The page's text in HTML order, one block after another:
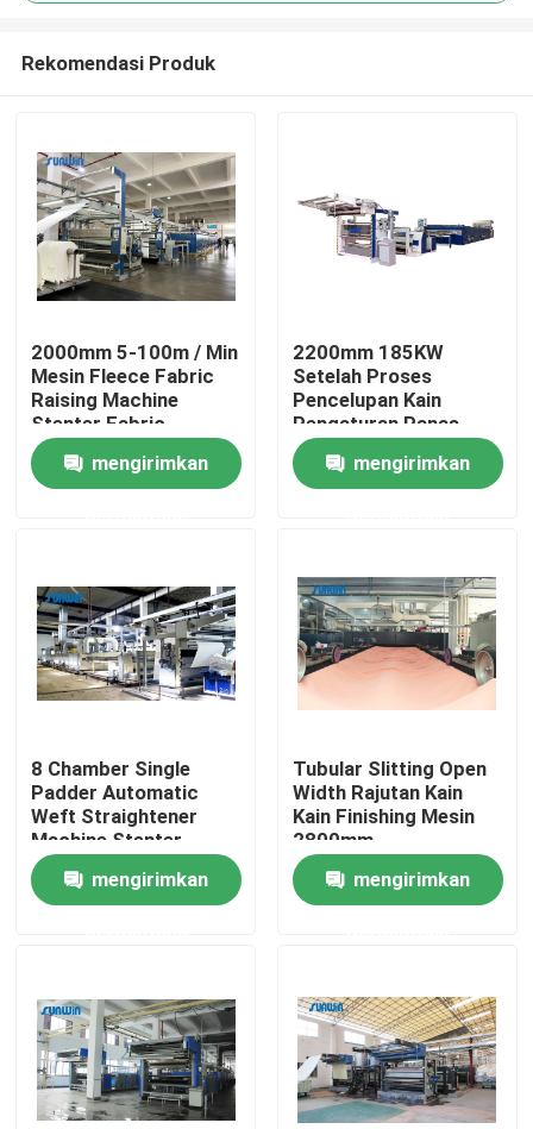
Rumah
Kontak
Produk
Mesin Stenter Udara Panas
Mesin Stenter Kain
Mesin Pengaturan Panas Kain
Mesin Finishing Tekstil
Rekomendasi Produk
2000mm 5-100m / Min
Mesin Fleece Fabric
Raising Machine
Stenter Fabric
Finishing Machine
mengirimkan
2200mm 185KW
Setelah Proses
Pencelupan Kain
Pengaturan Panas
Mesin Finishing
Stentermengirimkan
8 Chamber Single
Padder Automatic
Weft Straightener
Machine Stenter
Finishing Process
mengirimkan
Tubular Slitting Open
Width Rajutan Kain
Kain Finishing Mesin
2800mm
mengirimkan